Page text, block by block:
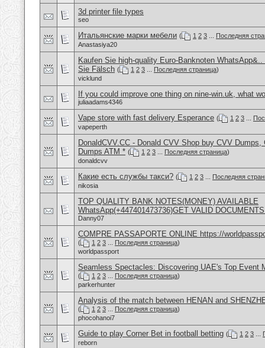
3d printer file types
seo
Итальянские марки мебели ( 1 2 3
Последняя
Anastasiya20
Kaufen Sie high-quality Euro-Banknoten
Sie Fälsch ( 1 2 3 Последняя страница)
vicklund
If you could improve one thing on nine-win.uk, what
juliaadams4346
Vape store with fast delivery Esperance ( 1 2 3
vapeperth
DonaldCVV.CC - Donald CVV Shop buy CVV
Dumps ATM * ( 1 2 3 Последняя страница)
donaldcvv
Какие есть службы такси? ( 1 2 3
Последняя
nikosia
TOP QUALITY BANK NOTES(MONEY) AVAILABLE
WhatsApp(+447401473736)GET VALID
Danny07
COMPRE PASSAPORTE ONLINE https://
( 1 2 3 Последняя страница)
worldpassport
Seamless Spectacles: Discovering UAE's Top Event
( 1 2 3 Последняя страница)
parkerhunter
Analysis of the match between HENAN and
( 1 2 3 Последняя страница)
phocohanoi7
Guide to play Corner Bet in football betting ( 1 2 3
reborn